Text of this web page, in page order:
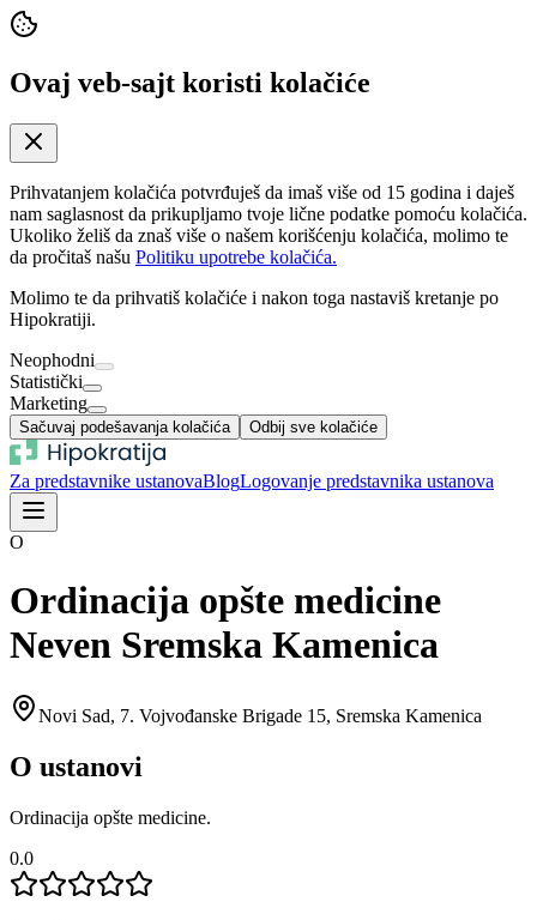
Ovaj veb-sajt koristi kolačiće
Prihvatanjem kolačića potvrđuješ da imaš više od 15 godina i daješ
nam saglasnost da prikupljamo tvoje lične podatke pomoću kolačića.
Ukoliko želiš da znaš više o našem korišćenju kolačića, molimo te
da pročitaš našu Politiku upotrebe kolačića.
Molimo te da prihvatiš kolačiće i nakon toga nastaviš kretanje po
Hipokratiji.
Neophodni
Statistički
Marketing
Sačuvaj podešavanja kolačića Odbij sve kolačiće
Za predstavnike ustanovaBlogLogovanje predstavnika ustanova
O
Ordinacija opšte medicine
Neven Sremska Kamenica
Novi Sad, 7. Vojvođanske Brigade 15, Sremska Kamenica
O ustanovi
Ordinacija opšte medicine.
0.0